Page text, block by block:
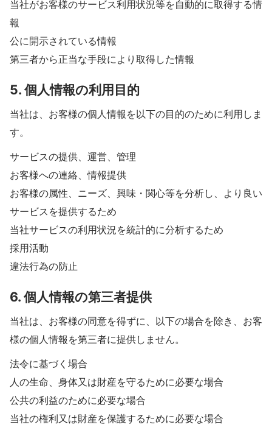
当社がお客様のサービス利用状況等を自動的に取得する情
報
公に開示されている情報
第三者から正当な手段により取得した情報
5. 個人情報の利用目的
当社は、お客様の個人情報を以下の目的のために利用しま
す。
サービスの提供、運営、管理
お客様への連絡、情報提供
お客様の属性、ニーズ、興味・関心等を分析し、より良い
サービスを提供するため
当社サービスの利用状況を統計的に分析するため
採用活動
違法行為の防止
6. 個人情報の第三者提供
当社は、お客様の同意を得ずに、以下の場合を除き、お客
様の個人情報を第三者に提供しません。
法令に基づく場合
人の生命、身体又は財産を守るために必要な場合
公共の利益のために必要な場合
当社の権利又は財産を保護するために必要な場合